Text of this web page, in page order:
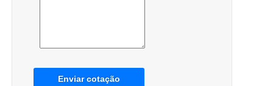
Enviar cotação